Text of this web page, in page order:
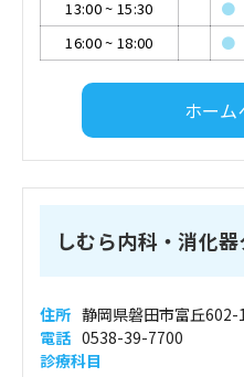
13:00~ 15:30 ●
16:00~ 18:00 ●
ホーム
しむら内科・消化
住所 静岡県磐田市富丘602-
電話 0538-39-7700
診療科目